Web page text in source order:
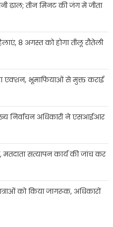
ढाल; तीन मिनट की जंग में जीता
8 अगस्त को होगा तीलू रौतेली
एक्शन, भूमाफियाओं से मुक्त कराई
निर्वाचन अधिकारी ने एसआईआर
सत्यापन कार्य की जांच कर
को किया जागरूक, अधिकारों